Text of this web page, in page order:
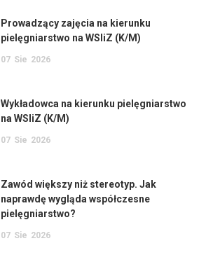
Prowadzący zajęcia na kierunku
pielęgniarstwo na WSIiZ (K/M)
07 Sie 2026
Wykładowca na kierunku pielęgniarstwo
na WSIiZ (K/M)
07 Sie 2026
Zawód większy niż stereotyp. Jak
naprawdę wygląda współczesne
pielęgniarstwo?
07 Sie 2026